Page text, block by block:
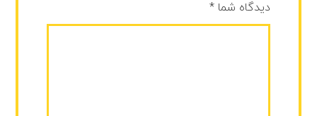
دیدگاه شما*